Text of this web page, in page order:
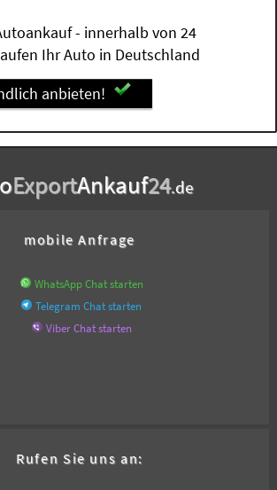
- innerhalb von 24
Ihr Auto in Deutschland
anbieten!
ExportAnkauf24.de
mobile Anfrage
WhatsApp Chat starten
Telegram Chat starten
Viber Chat starten
Rufen Sie uns an: